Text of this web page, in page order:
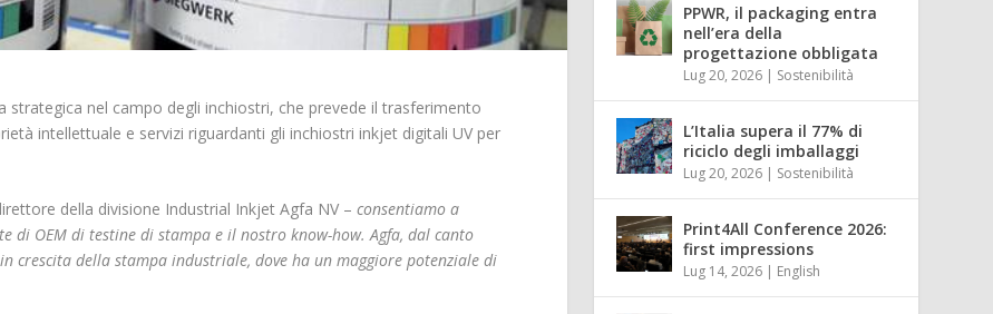
strategica nel campo degli inchiostri, che prevede il trasferimento
intellettuale e servizi riguardanti gli inchiostri inkjet digitali UV per
della divisione Industrial Inkjet Agfa NV –consentiamo a
di OEM di testine di stampa e il nostro know-how. Agfa, dal canto
della stampa industriale, dove ha un maggiore potenziale di
PPWR, il packaging entra
nell’era della
progettazione obbligata
Lug 20, 2026 | Sostenibilità
L’Italia supera il 77% di
riciclo degli imballaggi
Lug 20, 2026 | Sostenibilità
Print4All Conference 2026:
first impressions
Lug 14, 2026 | English